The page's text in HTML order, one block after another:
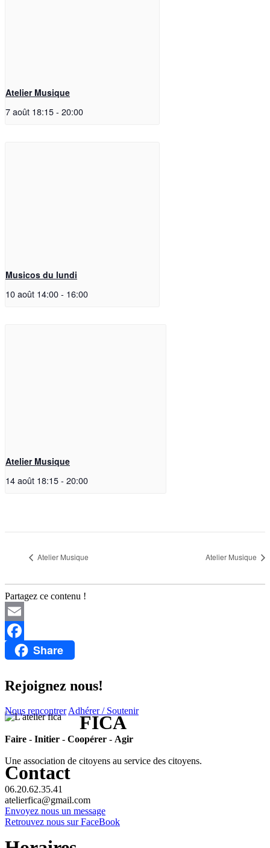
Atelier Musique
7 août 18:15- 20:00
Musicos du lundi
10 août 14:00- 16:00
Atelier Musique
14 août 18:15- 20:00
Atelier Musique Atelier Musique
Partagez ce contenu !
Email
FacebookShare
Rejoignez nous!
Nous rencontrerAdhérer / Soutenir
FICA
Faire - Initier - Coopérer - Agir
Une association de citoyens au service des citoyens.
Contact
06.20.62.35.41
atelierfica@gmail.com
Envoyez nous un message
Retrouvez nous sur FaceBook